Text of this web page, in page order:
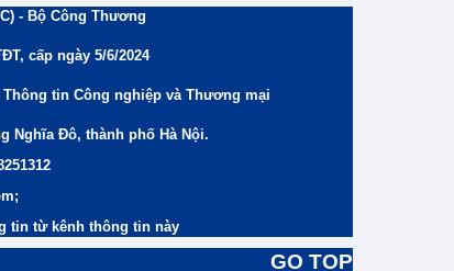
- Bộ Công Thương
cấp ngày 5/6/2024
tin Công nghiệp và Thương mại
Nghĩa Đô, thành phố Hà Nội.
tin từ kênh thông tin này
GO TOP